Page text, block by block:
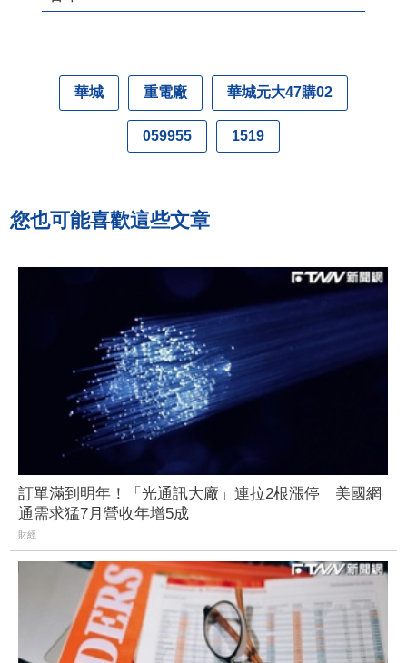
華城 重電廠 華城元大47購02
059955 1519
您也可能喜歡這些文章
訂單滿到明年！「光通訊大廠」連拉2根漲停 美國網
通需求猛7月營收年增5成
財經